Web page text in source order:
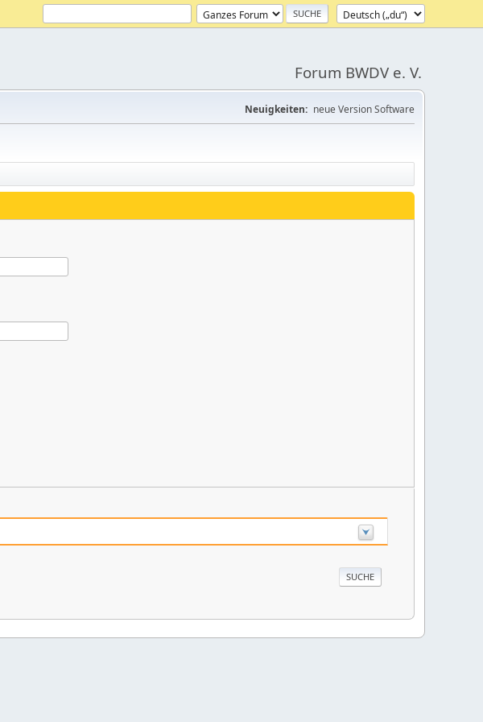
Forum BWDV e. V.
Neuigkeiten: neue Version Software